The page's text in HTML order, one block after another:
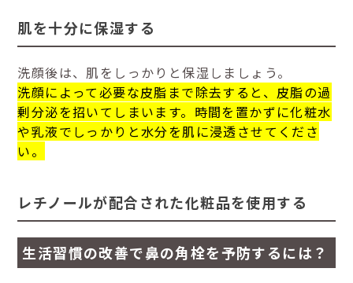
肌を十分に保湿する
洗顔後は、肌をしっかりと保湿しましょう。
洗顔によって必要な皮脂まで除去すると、皮脂の過
剰分泌を招いてしまいます。時間を置かずに化粧水
や乳液でしっかりと水分を肌に浸透させてくださ
い。
レチノールが配合された化粧品を使用する
生活習慣の改善で鼻の角栓を予防するには？